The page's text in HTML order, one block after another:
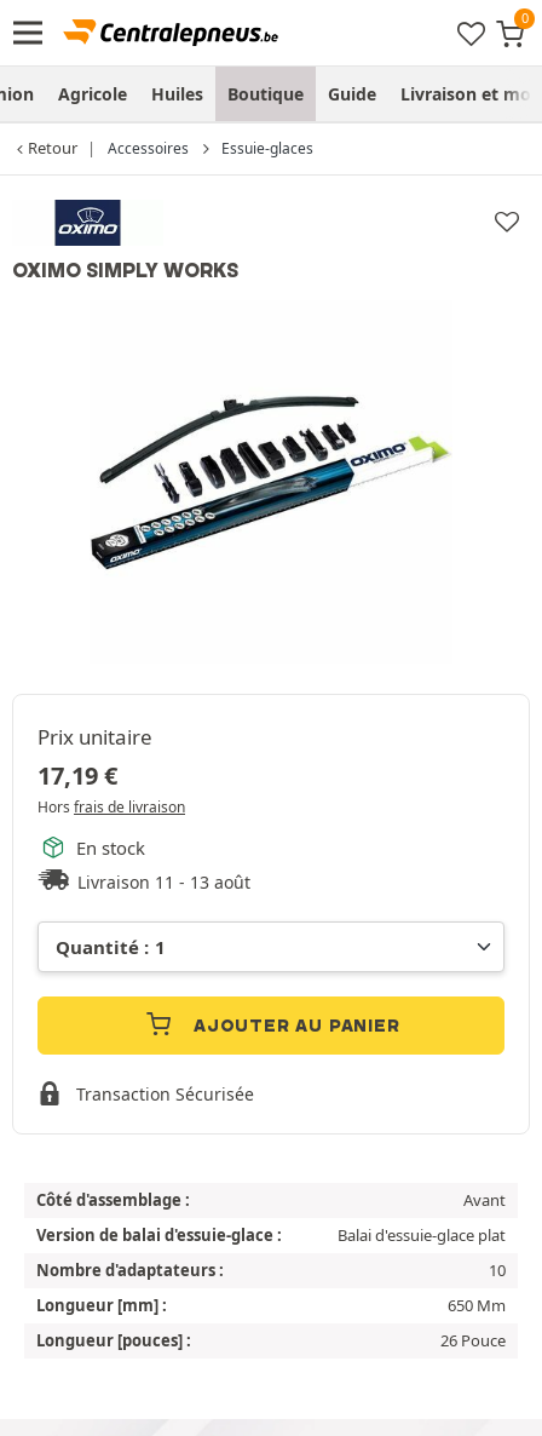
Agricole Huiles Boutique Guide Livraison et
Retour Accessoires Essuie-glaces
OXIMO SIMPLY WORKS
Prix unitaire
17,19€
Hors frais de livraison
En stock
Livraison 11 - 13 août
AJOUTER AU PANIER
Transaction Sécurisée
Côté d'assemblage :
Avant
Version de balai d'essuie-glace :
Balai d'essuie-glace plat
Nombre d'adaptateurs :
10
Longueur [mm] :
650 Mm
Longueur [pouces] :
26 Pouce